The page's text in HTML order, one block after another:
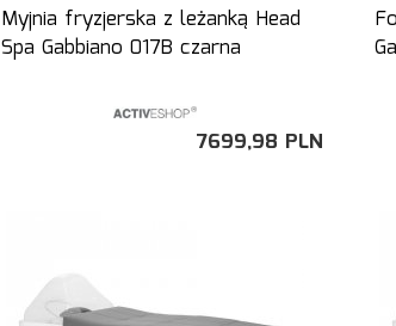
Myjnia fryzjerska z leżanką Head
Spa Gabbiano 017B czarna
7699,98 PLN